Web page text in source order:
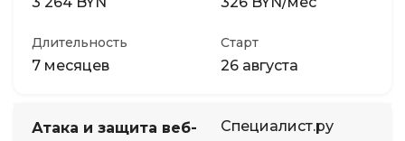
Длительность
7 месяцев
Старт
26 августа
Атака и защита веб-
Специалист.ру